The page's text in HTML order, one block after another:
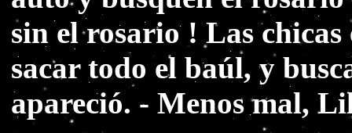
sin el rosario ! Las
sacar todo el baúl, y
apareció. - Menos mal,